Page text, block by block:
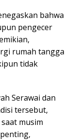
bahwa
pengecer
rumah tangga
tidak
Serawai dan
tersebut,
musim